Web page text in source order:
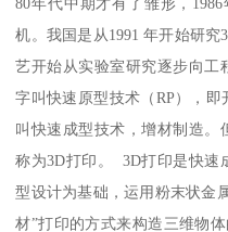
机。我国是从1991 年开始研究
艺开始从实验室研究逐步向工
字叫快速原型技术（RP），
叫快速成型技术，增材制造。
称为3D打印。 3D打印是快速
型设计为基础，运用粉末状金
材”打印的方式来构造三维物